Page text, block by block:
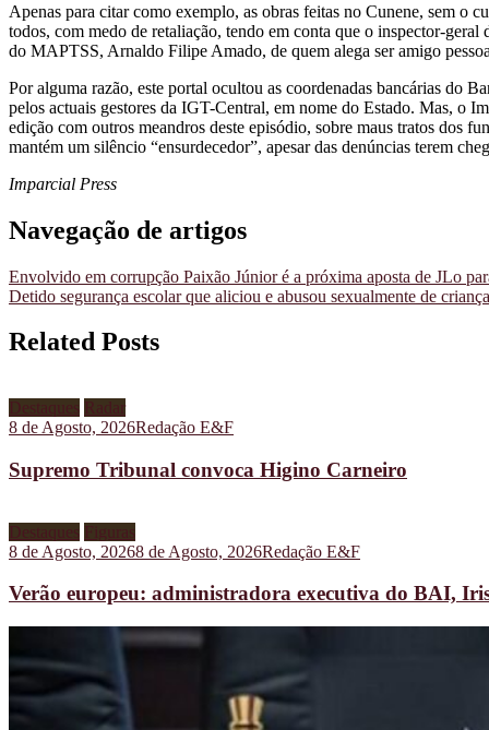
Apenas para citar como exemplo, as obras feitas no Cunene, sem o
todos, com medo de retaliação, tendo em conta que o inspector-
do MAPTSS, Arnaldo Filipe Amado, de quem alega ser amigo
Por alguma razão, este portal ocultou as coordenadas bancárias do
pelos actuais gestores da IGT-Central, em nome do Estado. Mas, o
edição com outros meandros deste episódio, sobre maus tratos dos
mantém um silêncio “ensurdecedor”, apesar das denúncias terem
Imparcial Press
Navegação de artigos
Envolvido em corrupção Paixão Júnior é a próxima aposta de JLo
Detido segurança escolar que aliciou e abusou sexualmente de criança
Related Posts
Destaques Radar
8 de Agosto, 2026Redação E&F
Supremo Tribunal convoca Higino Carneiro
Destaques Figuras
8 de Agosto, 20268 de Agosto, 2026Redação E&F
Verão europeu: administradora executiva do BAI,